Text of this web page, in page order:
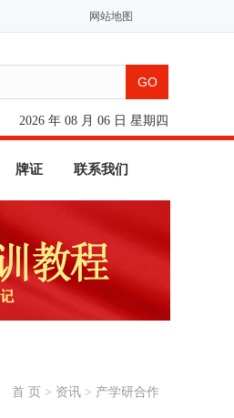
网站地图
2026 年 08 月 06 日 星期四
牌证 联系我们
首 页 > 资讯 > 产学研合作